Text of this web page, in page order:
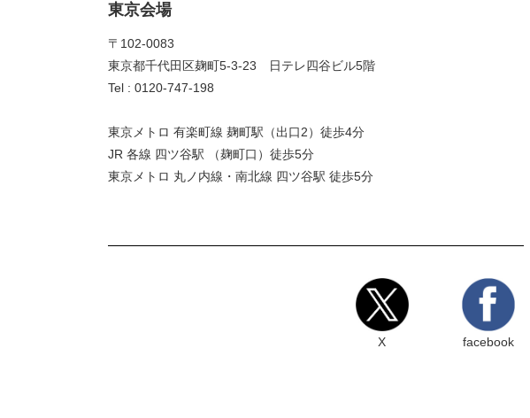
東京会場
〒102-0083
東京都千代田区麹町5-3-23 日テレ四谷ビル5階
Tel : 0120-747-198
東京メトロ 有楽町線 麹町駅（出口2）徒歩4分
JR 各線 四ツ谷駅 （麹町口）徒歩5分
東京メトロ 丸ノ内線・南北線 四ツ谷駅 徒歩5分
X facebook